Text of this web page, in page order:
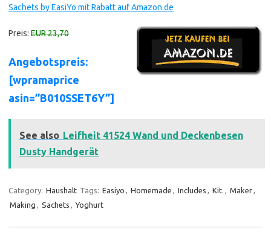
Sachets by EasiYo mit Rabatt auf Amazon.de
Preis: EUR 23,70
Angebotspreis:
[wpramaprice
asin=”B010SSET6Y”]
See also Leifheit 41524 Wand und Deckenbesen
Dusty Handgerät
Category: Haushalt Tags: Easiyo , Homemade , Includes , Kit. , Maker,
Making , Sachets , Yoghurt